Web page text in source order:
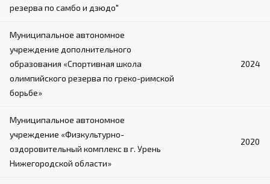
резерва по самбо и дзюдо"
Муниципальное автономное
учреждение дополнительного
образования «Спортивная школа
олимпийского резерва по греко-римской
борьбе»
2024
Муниципальное автономное
учреждение «Физкультурно-
оздоровительный комплекс в г. Урень
Нижегородской области»
2020